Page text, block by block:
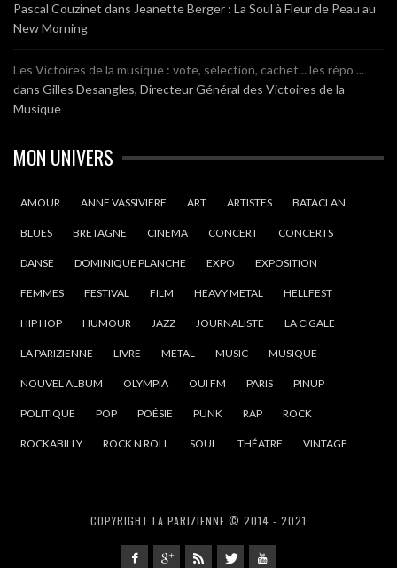
Pascal Couzinet dans Jeanette Berger : La Soul à Fleur de Peau au
New Morning
Les Victoires de la musique : vote, sélection, cachet... les répo ...
dans Gilles Desangles, Directeur Général des Victoires de la
Musique
MON UNIVERS
AMOUR ANNE VASSIVIERE ART ARTISTES BATACLAN
BLUES BRETAGNE CINEMA CONCERT CONCERTS
DANSE DOMINIQUE PLANCHE EXPO EXPOSITION
FEMMES FESTIVAL FILM HEAVY METAL HELLFEST
HIP HOP HUMOUR JAZZ JOURNALISTE LA CIGALE
LA PARIZIENNE LIVRE METAL MUSIC MUSIQUE
NOUVEL ALBUM OLYMPIA OUI FM PARIS PINUP
POLITIQUE POP POÉSIE PUNK RAP ROCK
ROCKABILLY ROCK N ROLL SOUL THÉATRE VINTAGE
COPYRIGHT LA PARIZIENNE © 2014 - 2021